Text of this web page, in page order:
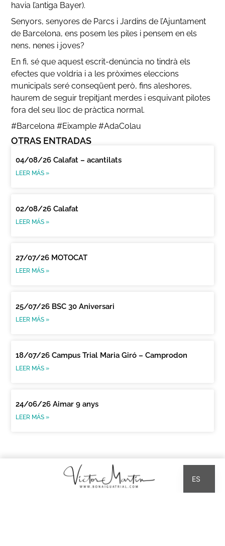
havia l’antiga Bayer).
Senyors, senyores de Parcs i Jardins de l’Ajuntament
de Barcelona, ens posem les piles i pensem en els
nens, nenes i joves?
En fi, sé que aquest escrit-denúncia no tindrà els
efectes que voldria i a les pròximes eleccions
municipals seré conseqüent però, fins aleshores,
haurem de seguir trepitjant merdes i esquivant pilotes
fora del seu lloc de pràctica normal.
#Barcelona #Eixample #AdaColau
OTRAS ENTRADAS
04/08/26 Calafat – acantilats
LEER MÁS »
02/08/26 Calafat
LEER MÁS »
27/07/26 MOTOCAT
LEER MÁS »
25/07/26 BSC 30 Aniversari
LEER MÁS »
18/07/26 Campus Trial Maria Giró – Camprodon
LEER MÁS »
24/06/26 Aimar 9 anys
LEER MÁS »
ES